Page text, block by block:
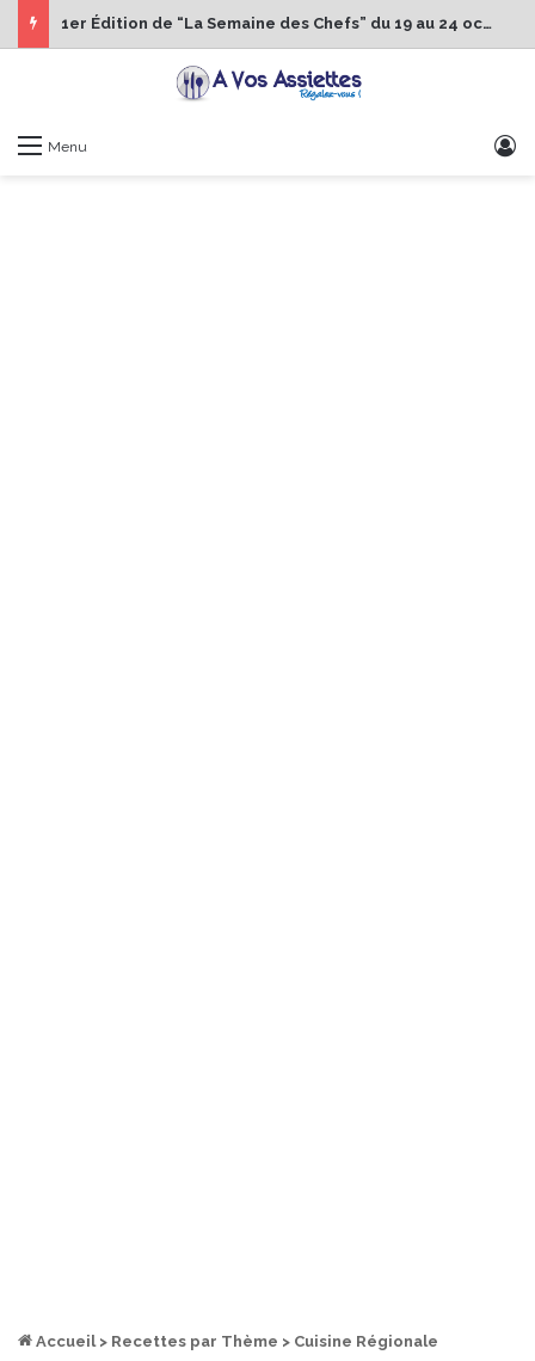
1er Édition de “La Semaine des Chefs” du 19 au 24 octobre 2026
Menu
Accueil > Recettes par Thème > Cuisine Régionale